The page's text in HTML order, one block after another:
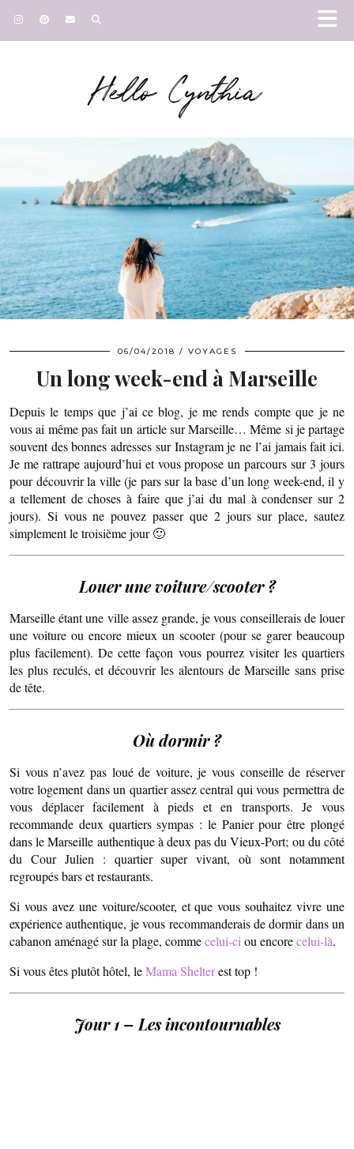
Hello Cynthia
06/04/2018 VOYAGES
Un long week-end à Marseille
Depuis le temps que j’ai ce blog, je me rends compte que je ne
vous ai même pas fait un article sur Marseille… Même si je partage
souvent des bonnes adresses sur Instagram je ne l’ai jamais fait ici.
Je me rattrape aujourd’hui et vous propose un parcours sur 3 jours
pour découvrir la ville (je pars sur la base d’un long week-end, il y
a tellement de choses à faire que j’ai du mal à condenser sur 2
jours). Si vous ne pouvez passer que 2 jours sur place, sautez
simplement le troisième jour 🙂
Louer une voiture/scooter ?
Marseille étant une ville assez grande, je vous conseillerais de louer
une voiture ou encore mieux un scooter (pour se garer beaucoup
plus facilement). De cette façon vous pourrez visiter les quartiers
les plus reculés, et découvrir les alentours de Marseille sans prise
de tête.
Où dormir ?
Si vous n’avez pas loué de voiture, je vous conseille de réserver
votre logement dans un quartier assez central qui vous permettra de
vous déplacer facilement à pieds et en transports. Je vous
recommande deux quartiers sympas : le Panier pour être plongé
dans le Marseille authentique à deux pas du Vieux-Port; ou du côté
du Cour Julien : quartier super vivant, où sont notamment
regroupés bars et restaurants.
Si vous avez une voiture/scooter, et que vous souhaitez vivre une
expérience authentique, je vous recommanderais de dormir dans un
cabanon aménagé sur la plage, commecelui-ci ou encorecelui-là.
Si vous êtes plutôt hôtel, leMama Shelterest top !
Jour 1 – Les incontournables